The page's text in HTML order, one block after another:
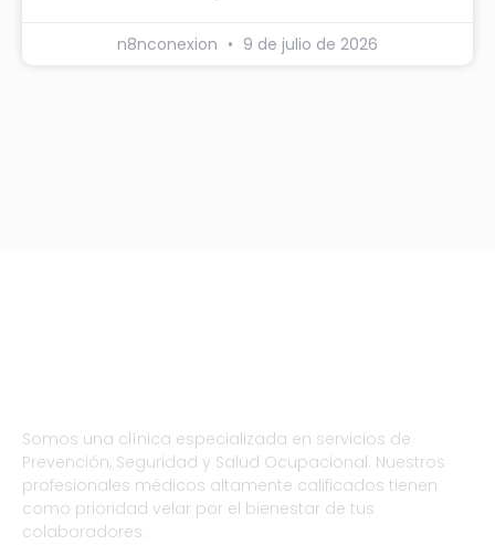
n8nconexion 9 de julio de 2026
Somos una clínica especializada en servicios de
Prevención, Seguridad y Salud Ocupacional. Nuestros
profesionales médicos altamente calificados tienen
como prioridad velar por el bienestar de tus
colaboradores.